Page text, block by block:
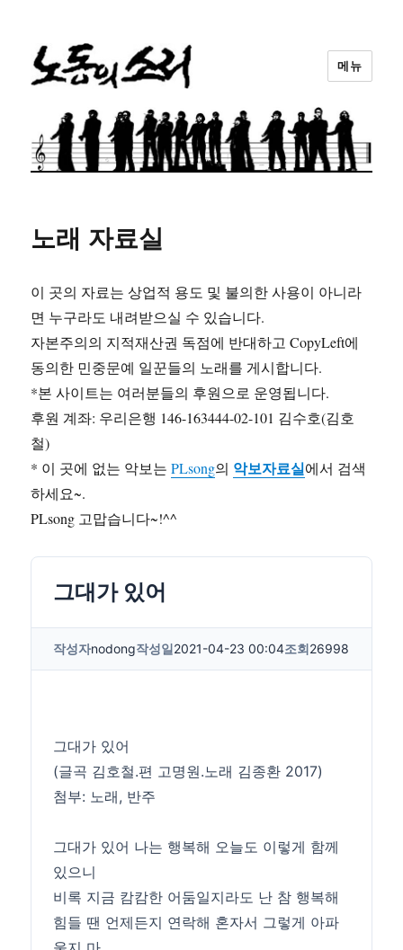
노동의소리
메뉴
노래 자료실
이 곳의 자료는 상업적 용도 및 불의한 사용이 아니라
면 누구라도 내려받으실 수 있습니다.
자본주의의 지적재산권 독점에 반대하고 CopyLeft에
동의한 민중문예 일꾼들의 노래를 게시합니다.
*본 사이트는 여러분들의 후원으로 운영됩니다.
후원 계좌: 우리은행 146-163444-02-101 김수호(김호
철)
* 이 곳에 없는 악보는PLsong의 악보자료실에서 검색
하세요~.
PLsong 고맙습니다~!^^
그대가 있어
작성자nodong작성일2021-04-23 00:04조회26998
그대가 있어
(글곡 김호철.편 고명원.노래 김종환 2017)
첨부: 노래, 반주
그대가 있어 나는 행복해 오늘도 이렇게 함께
있으니
비록 지금 캄캄한 어둠일지라도 난 참 행복해
힘들 땐 언제든지 연락해 혼자서 그렇게 아파